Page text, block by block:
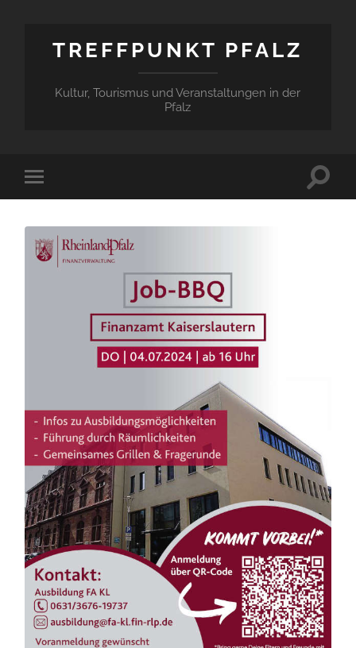
TREFFPUNKT PFALZ
Kultur, Tourismus und Veranstaltungen in der
Pfalz
Menü